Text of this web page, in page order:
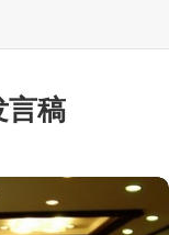
言稿